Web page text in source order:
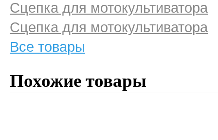
Сцепка для мотокультиватора
Сцепка для мотокультиватора
Все товары
Похожие товары